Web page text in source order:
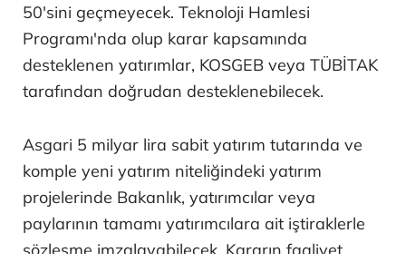
50'sini geçmeyecek. Teknoloji Hamlesi
Programı'nda olup karar kapsamında
desteklenen yatırımlar, KOSGEB veya TÜBİTAK
tarafından doğrudan desteklenebilecek.
Asgari 5 milyar lira sabit yatırım tutarında ve
komple yeni yatırım niteliğindeki yatırım
projelerinde Bakanlık, yatırımcılar veya
paylarının tamamı yatırımcılara ait iştiraklerle
sözleşme imzalayabilecek. Kararın faaliyet